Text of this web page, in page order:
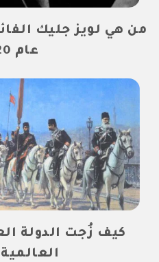
من هي لويز جليك
عام 2020؟
كيف زُجت الدولة
العالمية